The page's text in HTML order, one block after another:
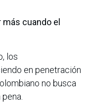
más cuando el
los
en penetración
no busca